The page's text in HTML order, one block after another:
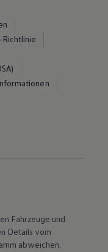
Richtlinie
Fahrzeuge und
Details vom
abweichen.